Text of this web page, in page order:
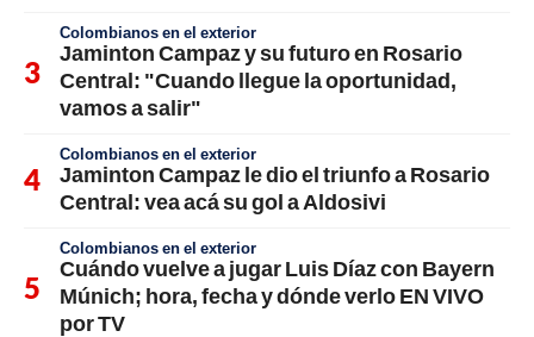
Colombianos en el exterior
Jaminton Campaz y su futuro en Rosario
Central: "Cuando llegue la oportunidad,
vamos a salir"
Colombianos en el exterior
Jaminton Campaz le dio el triunfo a Rosario
Central: vea acá su gol a Aldosivi
Colombianos en el exterior
Cuándo vuelve a jugar Luis Díaz con Bayern
Múnich; hora, fecha y dónde verlo EN VIVO
por TV